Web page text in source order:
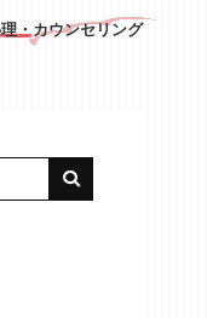
・カウンセリング